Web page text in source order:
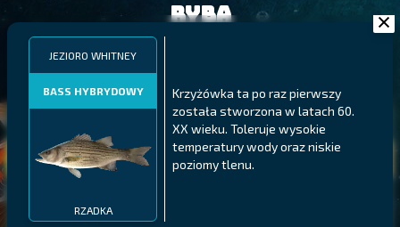
JEZIORO WHITNEY
BASS HYBRYDOWY
RZADKA
Krzyżówka ta po raz pierwszy
została stworzona w latach 60.
XX wieku. Toleruje wysokie
temperatury wody oraz niskie
poziomy tlenu.
Ryba
PYSZCZAK ZACHODNI
PÓŁNOCNE FIORDY
LING
WYSPY GALAPAGOS
BODIAN